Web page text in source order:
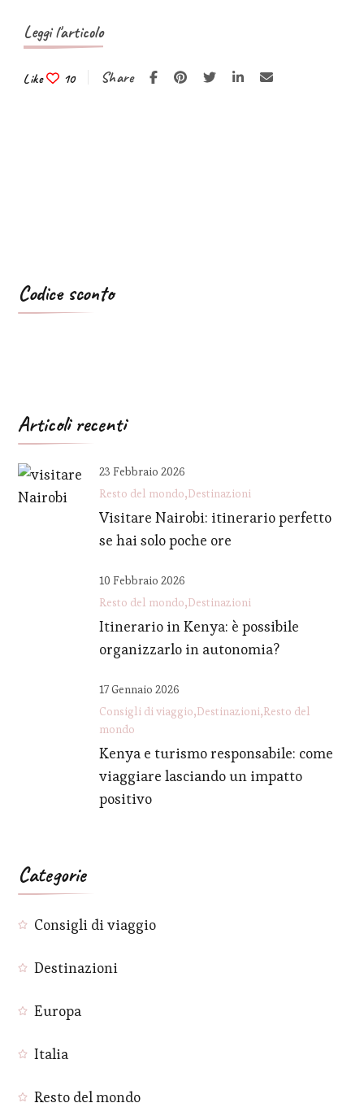
Leggi l'articolo
Like 10 Share
Codice sconto
Articoli recenti
Resto del mondo Destinazioni
Visitare Nairobi: itinerario perfetto
se hai solo poche ore
23 Febbraio 2026
Resto del mondo Destinazioni
Itinerario in Kenya: è possibile
organizzarlo in autonomia?
10 Febbraio 2026
Consigli di viaggio Destinazioni Resto del
mondo
Kenya e turismo responsabile: come
viaggiare lasciando un impatto
positivo
17 Gennaio 2026
Categorie
Consigli di viaggio
Destinazioni
Europa
Italia
Resto del mondo